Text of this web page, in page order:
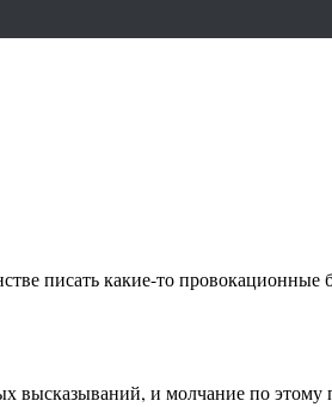
писать какие-то провокационные
высказываний, и молчание по этому